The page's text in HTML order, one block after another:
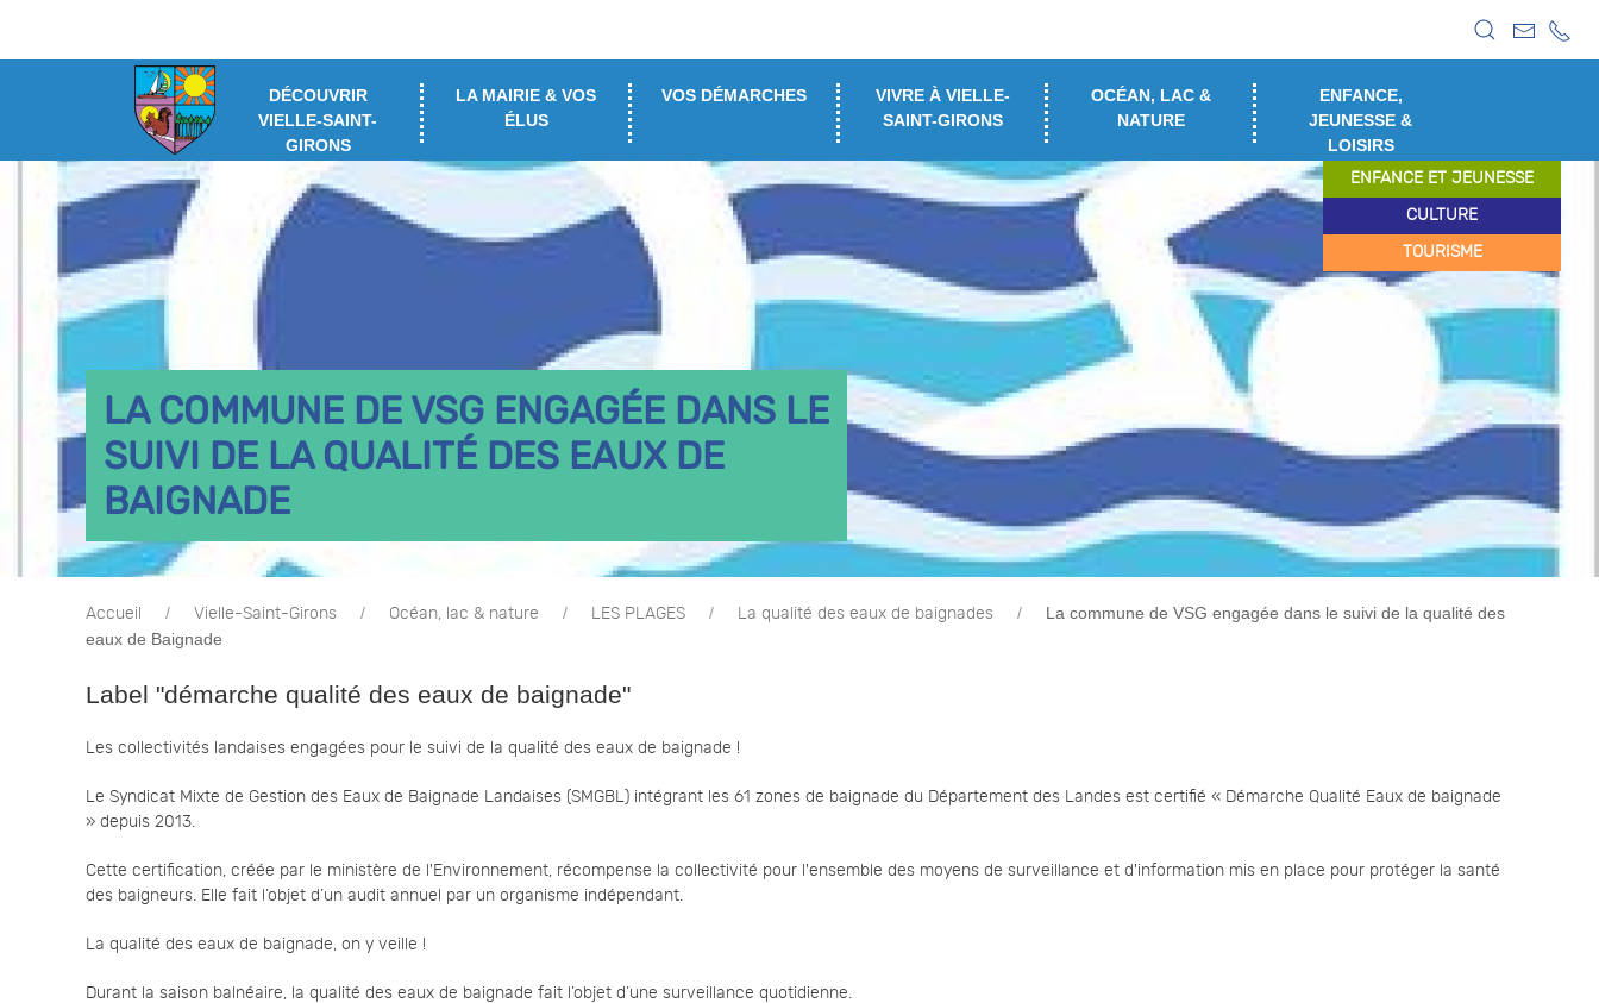
DÉCOUVRIR
VIELLE-SAINT-
GIRONS
LA MAIRIE & VOS
ÉLUS
VOS DÉMARCHES
VIVRE À VIELLE-
SAINT-GIRONS
OCÉAN, LAC &
NATURE
ENFANCE,
JEUNESSE &
LOISIRS
ENFANCE ET JEUNESSE
CULTURE
TOURISME
LA COMMUNE DE VSG ENGAGÉE DANS LE
SUIVI DE LA QUALITÉ DES EAUX DE
BAIGNADE
Accueil Vielle-Saint-Girons Océan, lac & nature LES PLAGES La qualité des eaux de baignades
La commune de VSG engagée dans le suivi de la qualité des
eaux de Baignade
Label "démarche qualité des eaux de baignade"
Les collectivités landaises engagées pour le suivi de la qualité des eaux de baignade !
Le Syndicat Mixte de Gestion des Eaux de Baignade Landaises (SMGBL) intégrant les 61 zones de baignade du Département des Landes est certifié « Démarche Qualité Eaux de baignade
» depuis 2013.
Cette certification, créée par le ministère de l'Environnement, récompense la collectivité pour l'ensemble des moyens de surveillance et d'information mis en place pour protéger la santé
des baigneurs. Elle fait l’objet d’un audit annuel par un organisme indépendant.
La qualité des eaux de baignade, on y veille !
Durant la saison balnéaire, la qualité des eaux de baignade fait l’objet d’une surveillance quotidienne.